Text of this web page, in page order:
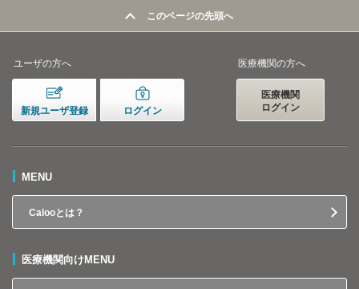
このページの先頭へ
ユーザの方へ
新規ユーザ登録 ログイン
医療機関の方へ
医療機関
ログイン
MENU
Calooとは？
医療機関向けMENU